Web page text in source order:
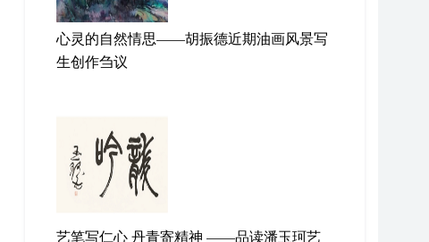
心灵的自然情思——胡振德近期油画风景写
生创作刍议
艺笔写仁心 丹青寄精神 ——品读潘玉珂艺